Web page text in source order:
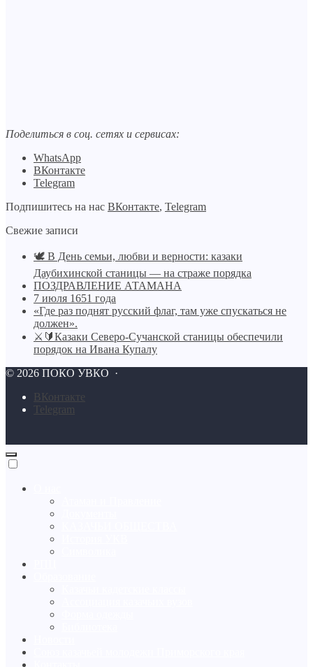
Поделиться в соц. сетях и сервисах:
WhatsApp
ВКонтакте
Telegram
Подпишитесь на нас ВКонтакте, Telegram
Свежие записи
🕊️ В День семьи, любви и верности: казаки
Даубихинской станицы — на страже порядка
ПОЗДРАВЛЕНИЕ АТАМАНА
7 июля 1651 года
«Где раз поднят русский флаг, там уже спускаться не
должен».
⚔🔰Казаки Северо-Сучанской станицы обеспечили
порядок на Ивана Купалу
© 2026 ПОКО УВКО ·
BКонтакте
Telegram